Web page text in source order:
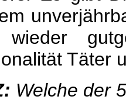
wieder
Welche der